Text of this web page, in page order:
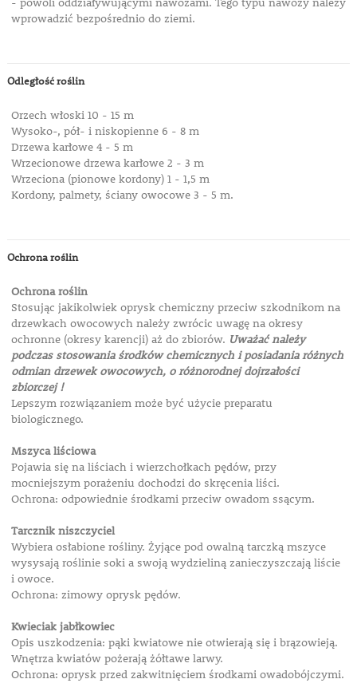
wprowadzić bezpośrednio do ziemi.
Odległość roślin
Orzech włoski 10 - 15 m
Wysoko-, pół- i niskopienne 6 - 8 m
Drzewa karłowe 4 - 5 m
Wrzecionowe drzewa karłowe 2 - 3 m
Wrzeciona (pionowe kordony) 1 - 1,5 m
Kordony, palmety, ściany owocowe 3 - 5 m.
Ochrona roślin
Ochrona roślin
Stosując jakikolwiek oprysk chemiczny przeciw szkodnikom na
drzewkach owocowych należy zwrócic uwagę na okresy
ochronne (okresy karencji) aż do zbiorów. Uważać należy
podczas stosowania środków chemicznych i posiadania różnych
odmian drzewek owocowych, o różnorodnej dojrzałości
zbiorczej !
Lepszym rozwiązaniem może być użycie preparatu
biologicznego.
Mszyca liściowa
Pojawia się na liściach i wierzchołkach pędów, przy
mocniejszym porażeniu dochodzi do skręcenia liści.
Ochrona: odpowiednie środkami przeciw owadom ssącym.
Tarcznik niszczyciel
Wybiera osłabione rośliny. Żyjące pod owalną tarczką mszyce
wysysają roślinie soki a swoją wydzieliną zanieczyszczają liście
i owoce.
Ochrona: zimowy oprysk pędów.
Kwieciak jabłkowiec
Opis uszkodzenia: pąki kwiatowe nie otwierają się i brązowieją.
Wnętrza kwiatów pożerają żółtawe larwy.
Ochrona: oprysk przed zakwitnięciem środkami owadobójczymi.